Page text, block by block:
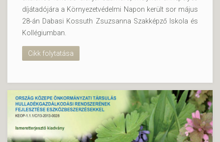
díjátadójára a Környezetvédelmi Napon került sor május
28-án Dabasi Kossuth Zsuzsanna Szakképző Iskola és
Kollégiumban.
Cikk folytatása